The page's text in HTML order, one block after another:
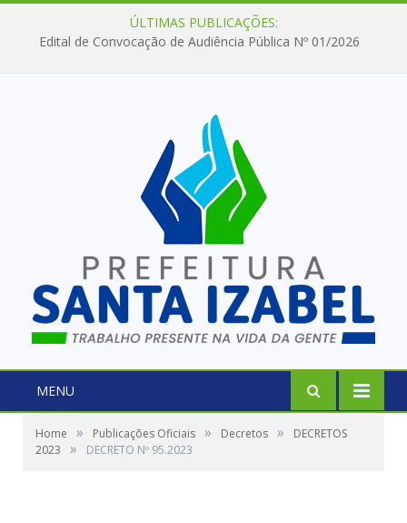
ÚLTIMAS PUBLICAÇÕES:
Edital de Convocação de Audiência Pública Nº 01/2026
MENU
Home » Publicações Oficiais » Decretos »
DECRETOS
2023
» DECRETO Nº 95.2023